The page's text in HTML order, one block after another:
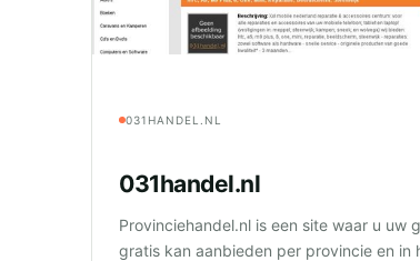
031HANDEL.NL
031handel.nl
Provinciehandel.nl is een site waar u uw
gratis kan aanbieden per provincie en in